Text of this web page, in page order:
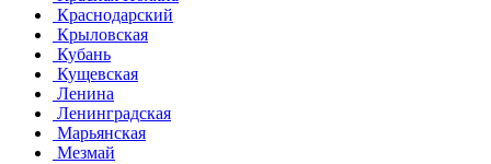
Краснодарский
Крыловская
Кубань
Кущевская
Ленина
Ленинградская
Марьянская
Мезмай